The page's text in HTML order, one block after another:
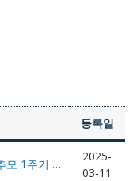
등록일
[POSTECH 수학과] 권경환 교수 추모 1주기 학회
2025-
03-11